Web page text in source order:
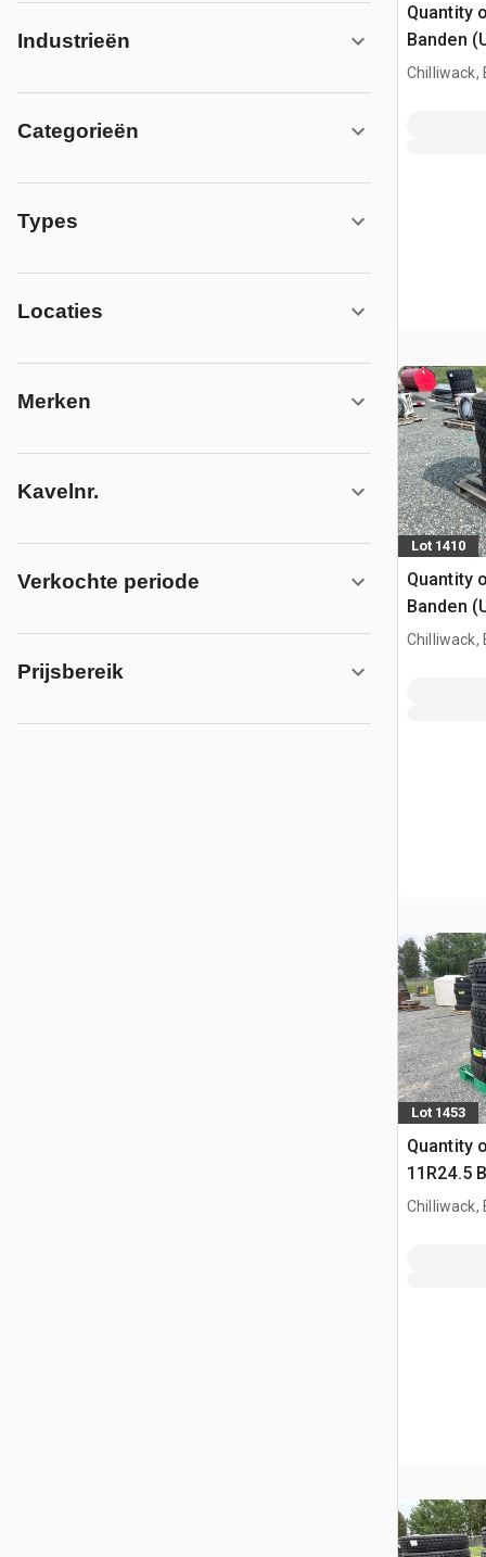
Industrieën
Categorieën
Types
Locaties
Merken
Kavelnr.
Verkochte periode
Prijsbereik
Quantity
Banden
Chilliwack,
Lot 1410
Quantity
Banden
Chilliwack,
Lot 1453
Quantity
11R24.5
Truck
Chilliwack,